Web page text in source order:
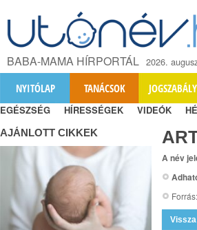
BABA-MAMA HÍRPORTÁL 2026.
NYITÓLAP TANÁCSOK JOGSZABÁLY
EGÉSZSÉG HÍRESSÉGEK VIDEÓK
A név
AJÁNLOTT CIKKEK